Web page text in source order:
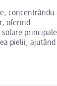
concentrându-
oferind
principale
pielii, ajutând